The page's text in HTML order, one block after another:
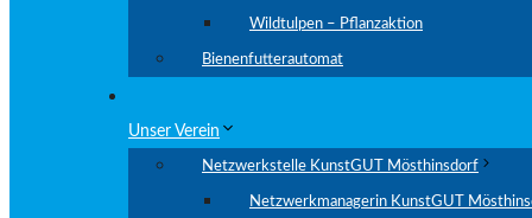
Wildtulpen – Pflanzaktion
Bienenfutterautomat
Unser Verein
Netzwerkstelle KunstGUT Mösthinsdorf
Netzwerkmanagerin KunstGUT